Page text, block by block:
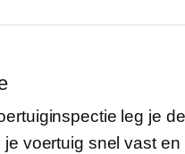
leg je de
je voertuig snel vast en